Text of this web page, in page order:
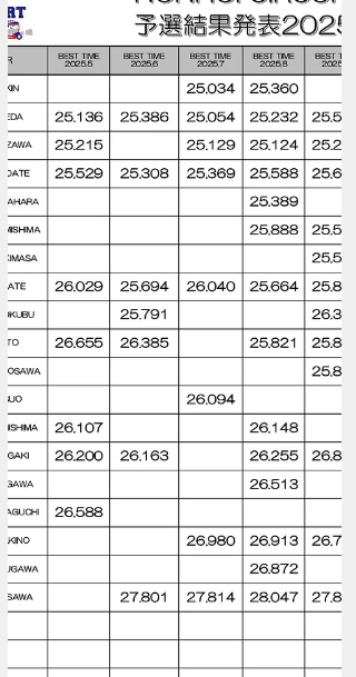
おかげさまを持ちましてのんほいサーキットは
まもなくオープンから10周年を迎えます。 10周
年を前に12/22～12/23にコースの一部形状変更
工事を行います。